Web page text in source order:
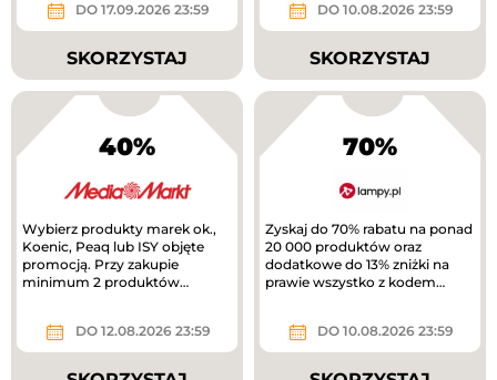
DO 17.09.2026 23:59
SKORZYSTAJ
DO 10.08.2026 23:59
SKORZYSTAJ
40%
Wybierz produkty marek ok.,
Koenic, Peaq lub ISY objęte
promocją. Przy zakupie
minimum 2 produktów
DO 12.08.2026 23:59
70%
Zyskaj do 70% rabatu na ponad
20 000 produktów oraz
dodatkowe do 13% zniżki na
prawie wszystko z kodem
DO 10.08.2026 23:59